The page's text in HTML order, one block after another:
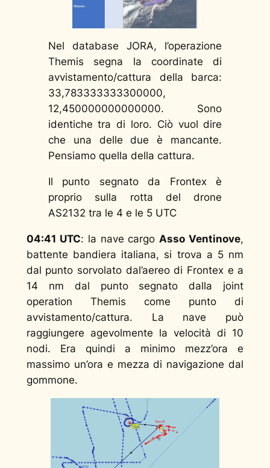
Nel database JORA, l’operazione
Themis segna la coordinate di
avvistamento/cattura della barca:
33,783333333300000,
12,450000000000000. Sono
identiche tra di loro. Ciò vuol dire
che una delle due è mancante.
Pensiamo quella della cattura.
Il punto segnato da Frontex è
proprio sulla rotta del drone
AS2132 tra le 4 e le 5 UTC
04:41 UTC: la nave cargo Asso Ventinove,
battente bandiera italiana, si trova a 5 nm
dal punto sorvolato dal’aereo di Frontex e a
14 nm dal punto segnato dalla joint
operation Themis come punto di
avvistamento/cattura. La nave può
raggiungere agevolmente la velocità di 10
nodi. Era quindi a minimo mezz’ora e
massimo un’ora e mezza di navigazione dal
gommone.